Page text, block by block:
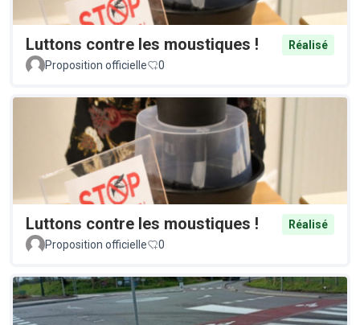
Luttons contre les moustiques !
Réalisé
Proposition officielle
0
Luttons contre les moustiques !
Réalisé
Proposition officielle
0